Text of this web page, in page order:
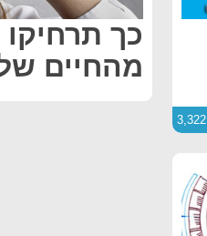
3,322
כך
מהחיים